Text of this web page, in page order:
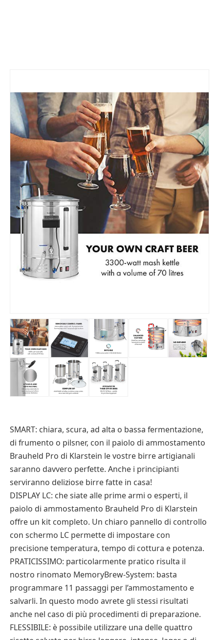
SMART: chiara, scura, ad alta o bassa fermentazione,
di frumento o pilsner, con il paiolo di ammostamento
Brauheld Pro di Klarstein le vostre birre artigianali
saranno davvero perfette. Anche i principianti
serviranno deliziose birre fatte in casa!
DISPLAY LC: che siate alle prime armi o esperti, il
paiolo di ammostamento Brauheld Pro di Klarstein
offre un kit completo. Un chiaro pannello di controllo
con schermo LC permette di impostare con
precisione temperatura, tempo di cottura e potenza.
PRATICISSIMO: particolarmente pratico risulta il
nostro rinomato MemoryBrew-System: basta
programmare 11 passaggi per l’ammostamento e
salvarli. In questo modo avrete gli stessi risultati
anche nel caso di più procedimenti di preparazione.
FLESSIBILE: è possibile utilizzare una delle quattro